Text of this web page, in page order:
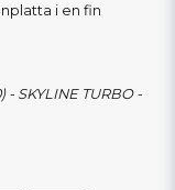
i en fin
- SKYLINE TURBO -